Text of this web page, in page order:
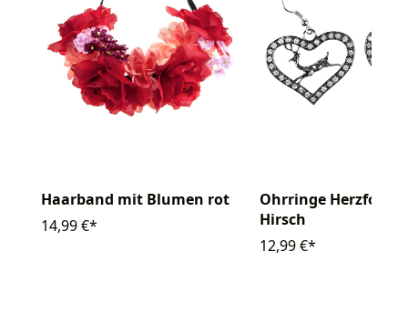
Haarband mit Blumen rot
14,99 €*
Ohrringe Herzform
Hirsch
12,99 €*